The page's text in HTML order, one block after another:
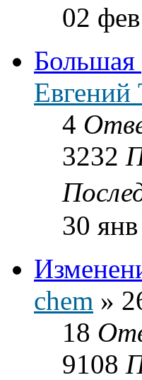
02
Большая
Евгений
4
3232
30
chem »
18
9108